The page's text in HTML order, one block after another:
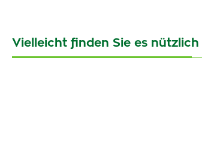
Vielleicht finden Sie es nützlich